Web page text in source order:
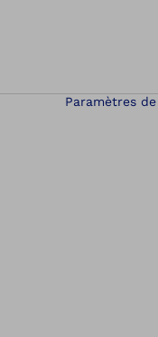
Paramètres